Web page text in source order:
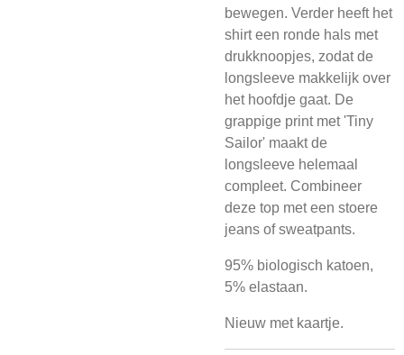
bewegen. Verder heeft het
shirt een ronde hals met
drukknoopjes, zodat de
longsleeve makkelijk over
het hoofdje gaat. De
grappige print met 'Tiny
Sailor' maakt de
longsleeve helemaal
compleet. Combineer
deze top met een stoere
jeans of sweatpants.
95% biologisch katoen,
5% elastaan.
Nieuw met kaartje.